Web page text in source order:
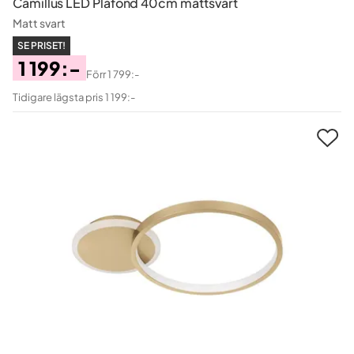
Matt svart
SE PRISET!
Pris
1 199:-
Original
Pris
Förr1 799:-
Tidigare lägsta pris 1 199:-